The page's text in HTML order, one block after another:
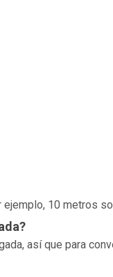
10 metros
así que para